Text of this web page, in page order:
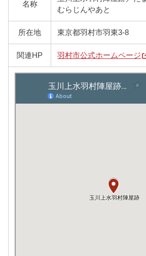
名称
むらじんやあと
所在地 東京都羽村市羽東3-8
関連HP 羽村市公式ホームページ